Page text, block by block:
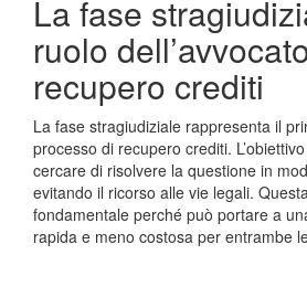
La fase
ruolo
recupero crediti
La fase stragiudiziale rappresenta il
processo di recupero crediti.
cercare di risolvere la questione in
evitando il ricorso alle vie legali.
fondamentale perché può portare a
rapida e meno costosa per entrambe